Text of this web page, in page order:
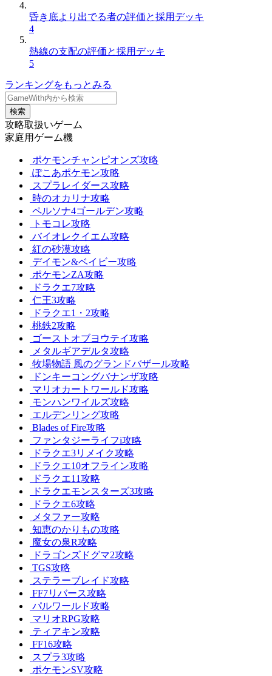
昏き底より出でる者の評価と採用デッキ
4
熱線の支配の評価と採用デッキ
5
ランキングをもっとみる
検索
攻略取扱いゲーム
家庭用ゲーム機
ポケモンチャンピオンズ攻略
ぽこあポケモン攻略
スプラレイダース攻略
時のオカリナ攻略
ペルソナ4ゴールデン攻略
トモコレ攻略
バイオレクイエム攻略
紅の砂漠攻略
デイモン&ベイビー攻略
ポケモンZA攻略
ドラクエ7攻略
仁王3攻略
ドラクエ1・2攻略
桃鉄2攻略
ゴーストオブヨウテイ攻略
メタルギアデルタ攻略
牧場物語 風のグランドバザール攻略
ドンキーコングバナンザ攻略
マリオカートワールド攻略
モンハンワイルズ攻略
エルデンリング攻略
Blades of Fire攻略
ファンタジーライフi攻略
ドラクエ3リメイク攻略
ドラクエ10オフライン攻略
ドラクエ11攻略
ドラクエモンスターズ3攻略
ドラクエ6攻略
メタファー攻略
知恵のかりもの攻略
魔女の泉R攻略
ドラゴンズドグマ2攻略
TGS攻略
ステラーブレイド攻略
FF7リバース攻略
パルワールド攻略
マリオRPG攻略
ティアキン攻略
FF16攻略
スプラ3攻略
ポケモンSV攻略